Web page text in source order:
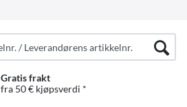
Gratis frakt
fra 50 € kjøpsverdi *